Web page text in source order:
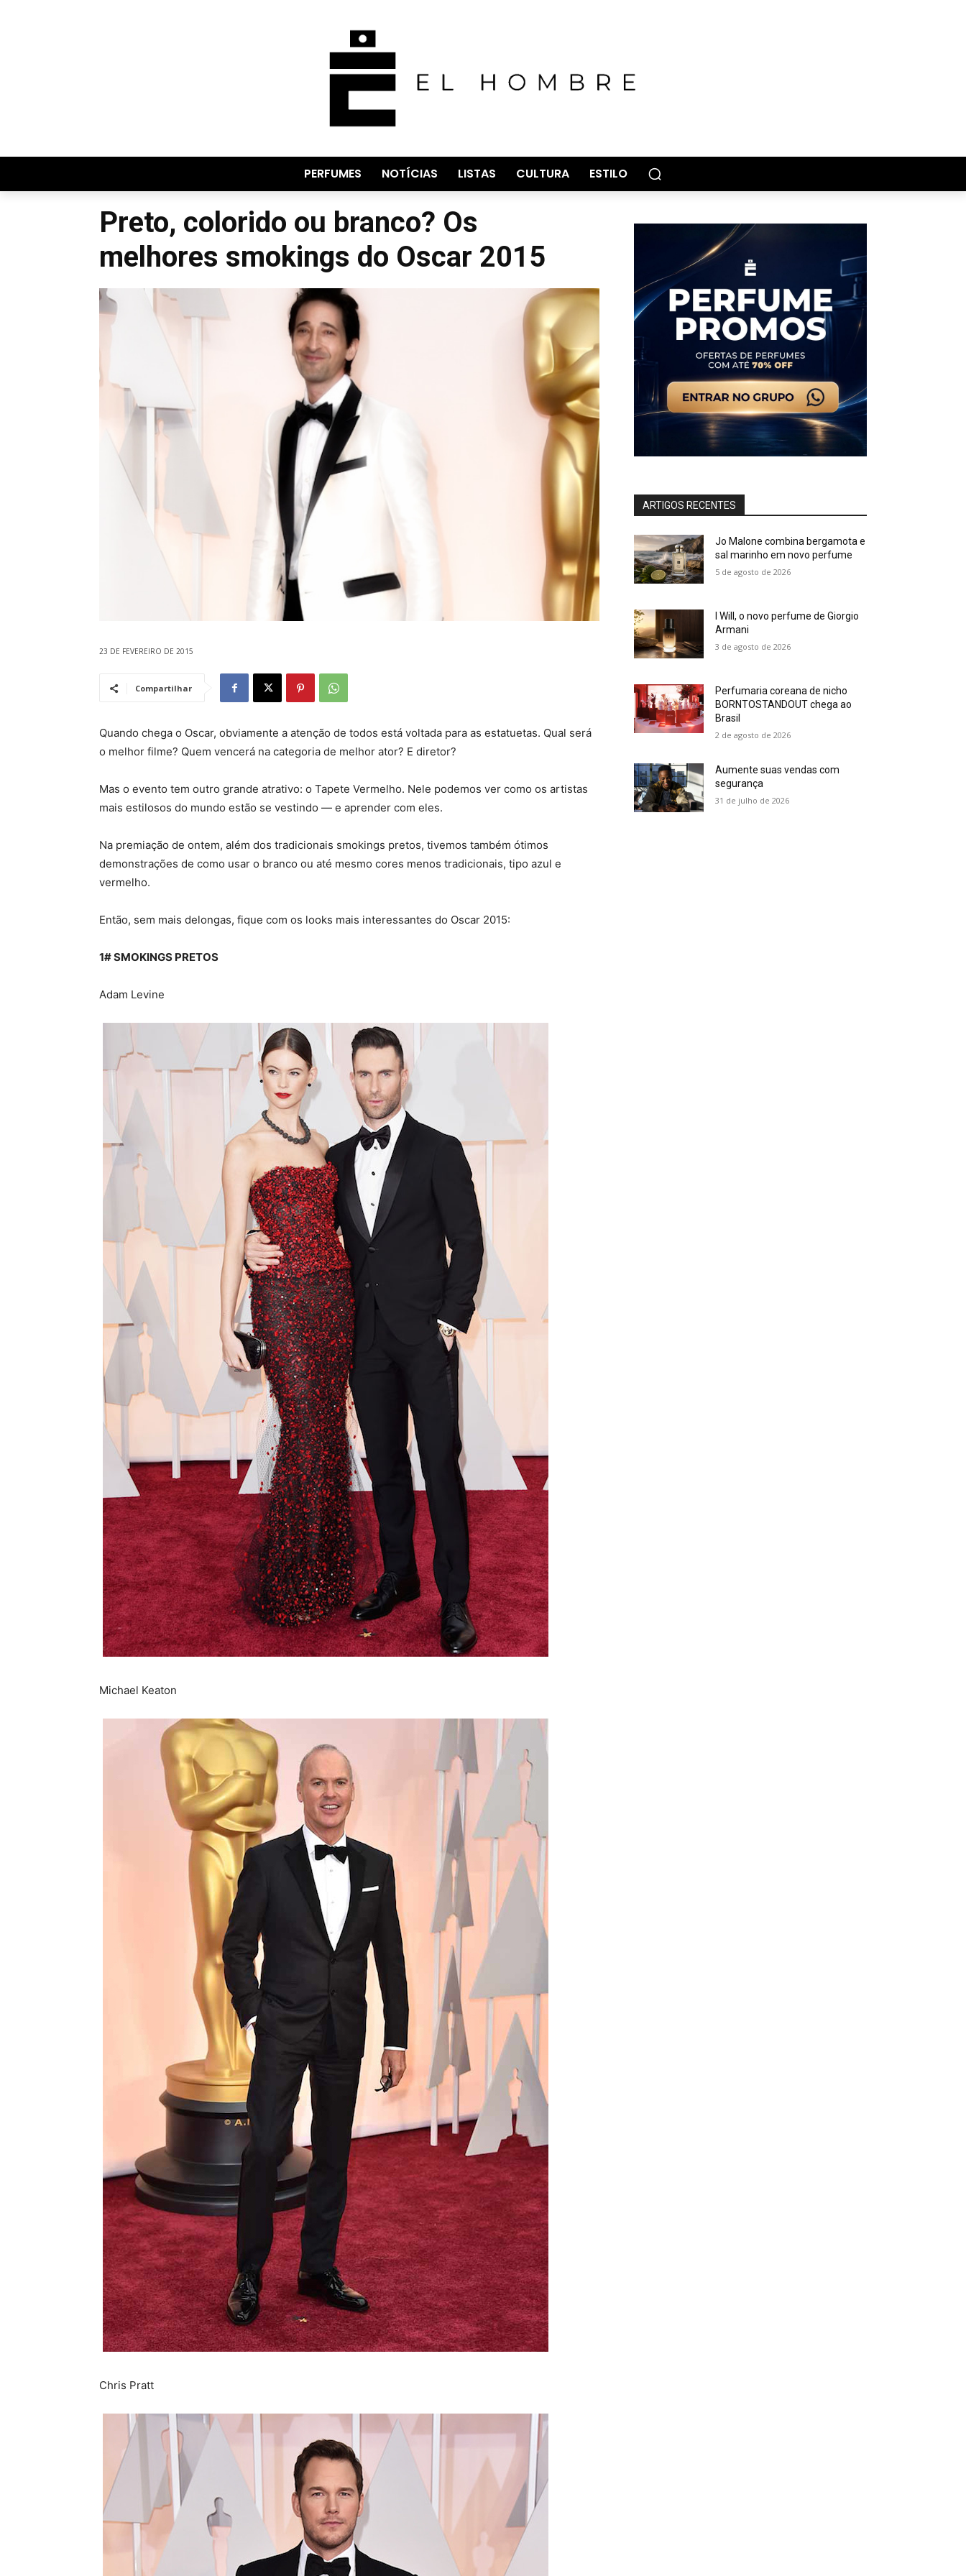
PERFUMES NOTÍCIAS LISTAS CULTURA ESTILO
Preto, colorido ou branco? Os
melhores smokings do Oscar 2015
23 DE FEVEREIRO DE 2015
Compartilhar
Quando chega o Oscar, obviamente a atenção de todos está voltada para as estatuetas. Qual será
o melhor filme? Quem vencerá na categoria de melhor ator? E diretor?
Mas o evento tem outro grande atrativo: o Tapete Vermelho. Nele podemos ver como os artistas
mais estilosos do mundo estão se vestindo — e aprender com eles.
Na premiação de ontem, além dos tradicionais smokings pretos, tivemos também ótimos
demonstrações de como usar o branco ou até mesmo cores menos tradicionais, tipo azul e
vermelho.
Então, sem mais delongas, fique com os looks mais interessantes do Oscar 2015:
1# SMOKINGS PRETOS
Adam Levine
Michael Keaton
Chris Pratt
ARTIGOS RECENTES
Jo Malone combina bergamota e
sal marinho em novo perfume
5 de agosto de 2026
I Will, o novo perfume de Giorgio
Armani
3 de agosto de 2026
Perfumaria coreana de nicho
BORNTOSTANDOUT chega ao
Brasil
2 de agosto de 2026
Aumente suas vendas com
segurança
31 de julho de 2026